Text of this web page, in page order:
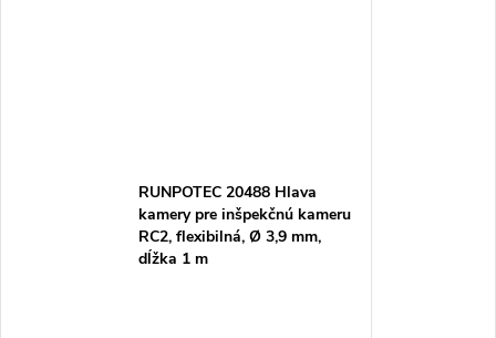
RUNPOTEC 20488 Hlava
kamery pre inšpekčnú kameru
RC2, flexibilná, Ø 3,9 mm,
dĺžka 1 m